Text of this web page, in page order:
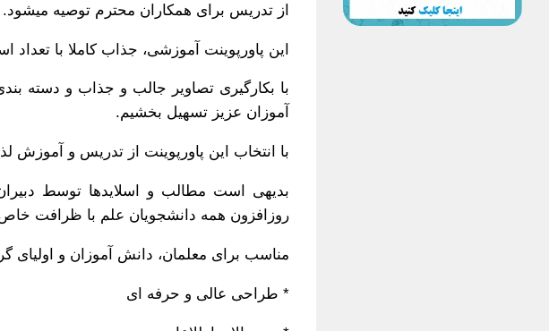
از تدریس برای همکاران محترم توصیه میشود.
این پاورپوینت آموزشی، جذاب کاملا با
با بکارگیری تصاویر جالب و جذاب و دسته
آموزان عزیز تسهیل بخشیم.
با انتخاب این پاورپوینت از تدریس و آموزش
بدیهی است مطالب و اسلایدها توسط
روزافزون همه دانشجویان علم با ظرافت
مناسب برای معلمان، دانش آموزان و اولیای
* طراحی عالی و حرفه ای